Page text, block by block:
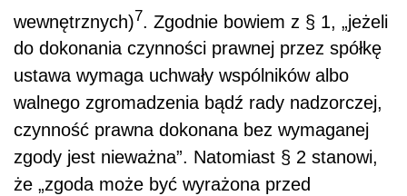
wewnętrznych)7 . Zgodnie bowiem z § 1, „jeżeli
do dokonania czynności prawnej przez spółkę
ustawa wymaga uchwały wspólników albo
walnego zgromadzenia bądź rady nadzorczej,
czynność prawna dokonana bez wymaganej
zgody jest nieważna”. Natomiast § 2 stanowi,
że „zgoda może być wyrażona przed